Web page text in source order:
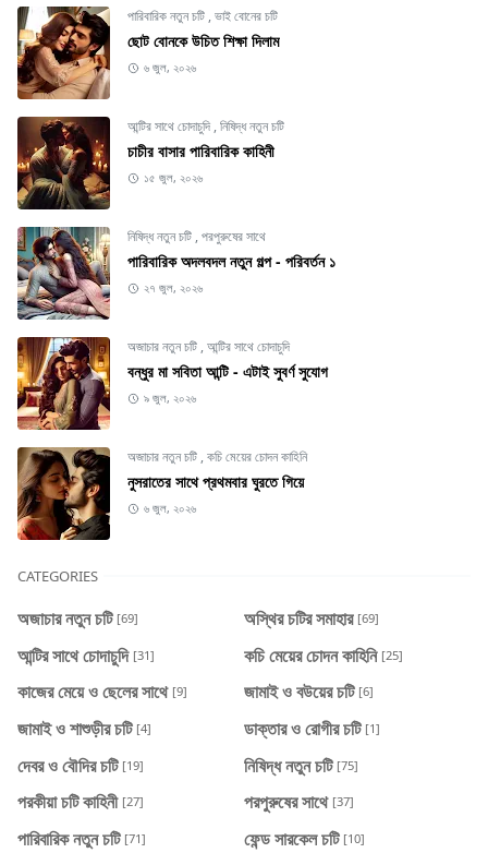
পারিবারিক নতুন চটি ,ভাই বোনের চটি
ছোট বোনকে উচিত শিক্ষা দিলাম
৬ জুল, ২০২৬
আন্টির সাথে চোদাচুদি ,নিষিদ্ধ নতুন চটি
চাচীর বাসার পারিবারিক কাহিনী
১৫ জুল, ২০২৬
নিষিদ্ধ নতুন চটি ,পরপুরুষের সাথে
পারিবারিক অদলবদল নতুন গল্প - পরিবর্তন ১
২৭ জুল, ২০২৬
অজাচার নতুন চটি ,আন্টির সাথে চোদাচুদি
বন্ধুর মা সবিতা আন্টি - এটাই সুবর্ণ সুযোগ
৯ জুল, ২০২৬
অজাচার নতুন চটি ,কচি মেয়ের চোদন কাহিনি
নুসরাতের সাথে প্রথমবার ঘুরতে গিয়ে
৬ জুল, ২০২৬
CATEGORIES
অজাচার নতুন চটি [69] অস্থির চটির সমাহার [69]
আন্টির সাথে চোদাচুদি [31] কচি মেয়ের চোদন কাহিনি [25]
কাজের মেয়ে ও ছেলের সাথে [9] জামাই ও বউয়ের চটি [6]
জামাই ও শাশুড়ীর চটি [4] ডাক্তার ও রোগীর চটি [1]
দেবর ও বৌদির চটি [19] নিষিদ্ধ নতুন চটি [75]
পরকীয়া চটি কাহিনী [27] পরপুরুষের সাথে [37]
পারিবারিক নতুন চটি [71] ফেন্ড সারকেল চটি [10]